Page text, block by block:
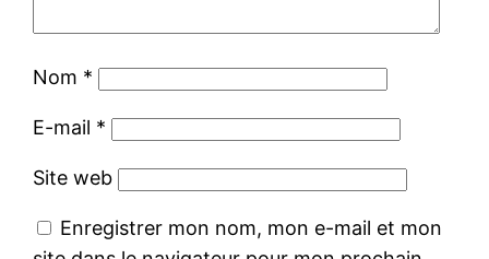
Nom *
E-mail *
Site web
Enregistrer mon nom, mon e-mail et mon